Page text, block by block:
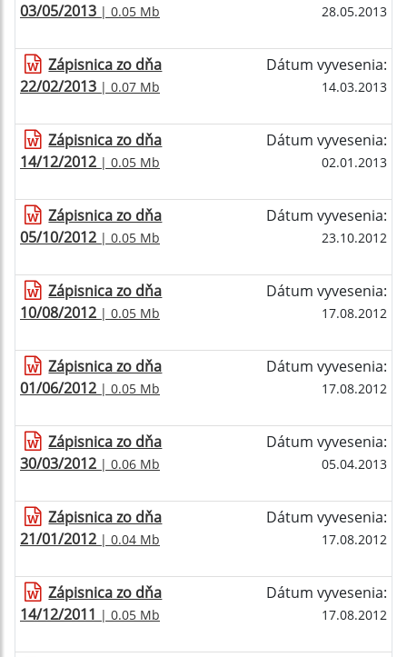
03/05/2013 | 0.05 Mb 28.05.2013
Zápisnica zo dňa
22/02/2013 | 0.07 Mb
Dátum vyvesenia:
14.03.2013
Zápisnica zo dňa
14/12/2012 | 0.05 Mb
Dátum vyvesenia:
02.01.2013
Zápisnica zo dňa
05/10/2012 | 0.05 Mb
Dátum vyvesenia:
23.10.2012
Zápisnica zo dňa
10/08/2012 | 0.05 Mb
Dátum vyvesenia:
17.08.2012
Zápisnica zo dňa
01/06/2012 | 0.05 Mb
Dátum vyvesenia:
17.08.2012
Zápisnica zo dňa
30/03/2012 | 0.06 Mb
Dátum vyvesenia:
05.04.2013
Zápisnica zo dňa
21/01/2012 | 0.04 Mb
Dátum vyvesenia:
17.08.2012
Zápisnica zo dňa
14/12/2011 | 0.05 Mb
Dátum vyvesenia:
17.08.2012